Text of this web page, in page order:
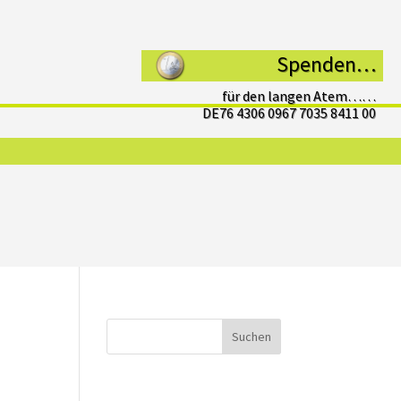
Spenden…
für den langen Atem……
DE76 4306 0967 7035 8411 00
Suchen